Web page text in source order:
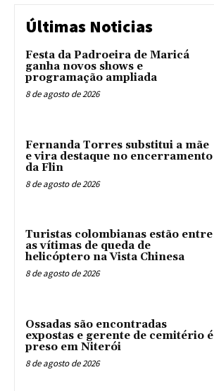
Últimas Noticias
Festa da Padroeira de Maricá
ganha novos shows e
programação ampliada
8 de agosto de 2026
Fernanda Torres substitui a mãe
e vira destaque no encerramento
da Flin
8 de agosto de 2026
Turistas colombianas estão entre
as vítimas de queda de
helicóptero na Vista Chinesa
8 de agosto de 2026
Ossadas são encontradas
expostas e gerente de cemitério é
preso em Niterói
8 de agosto de 2026